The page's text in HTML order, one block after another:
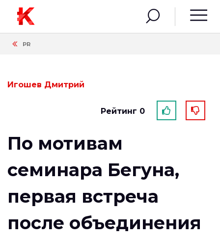
PR
Игошев Дмитрий
Рейтинг 0
По мотивам
семинара Бегуна,
первая встреча
после объединения